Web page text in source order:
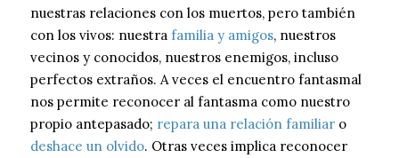
nuestras relaciones con los muertos, pero también
con los vivos: nuestra familia y amigos, nuestros
vecinos y conocidos, nuestros enemigos, incluso
perfectos extraños. A veces el encuentro fantasmal
nos permite reconocer al fantasma como nuestro
propio antepasado; repara una relación familiar o
deshace un olvido. Otras veces implica reconocer